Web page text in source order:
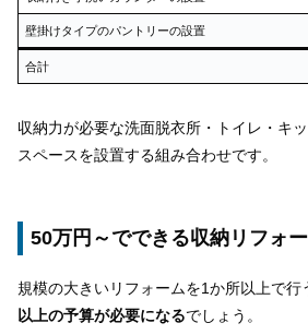
壁掛けタイプのパントリーの設置
合計
収納力が必要な洗面脱衣所・トイレ・キ
スペースを設置する組み合わせです。
50万円～でできる収納リフォ
規模の大きいリフォームを1か所以上で行
以上の予算が必要になるでしょう。